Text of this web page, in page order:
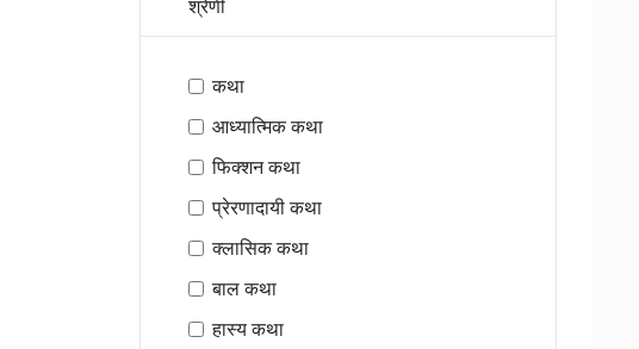
श्रेणी
कथा
आध्यात्मिक कथा
फिक्शन कथा
प्रेरणादायी कथा
क्लासिक कथा
बाल कथा
हास्य कथा